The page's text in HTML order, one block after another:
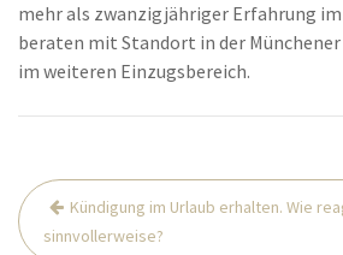
mehr als zwanzigjähriger Erfahrung im
beraten mit Standort in der
im weiteren Einzugsbereich.
Beitrags-
Navigation
Kündigung im Urlaub erhalten. Wie
sinnvollerweise?